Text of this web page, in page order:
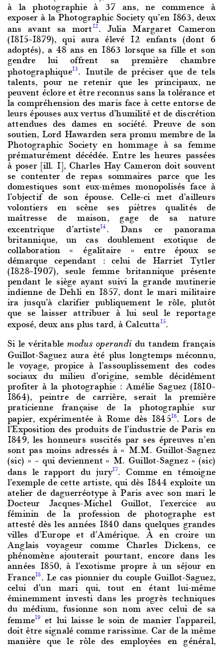
à la photographie à 37 ans, ne commence à
exposer à la Photographic Society qu’en 1863, deux
ans avant sa mort12. Julia Margaret Cameron
(1815–1879), qui aura élevé 12 enfants (dont 6
adoptés), a 48 ans en 1863 lorsque sa fille et son
gendre lui offrent sa première chambre
photographique13. Inutile de préciser que de tels
talents, pour ne retenir que les principaux, ne
peuvent éclore et être reconnus sans la tolérance et
la compréhension des maris face à cette entorse de
leurs épouses aux vertus d’humilité et de discrétion
attendues des dames en société. Preuve de son
soutien, Lord Hawarden sera promu membre de la
Photographic Society en hommage à sa femme
prématurément décédée. Entre les heures passées
à poser [ill. 1], Charles Hay Cameron doit souvent
se contenter de repas sommaires parce que les
domestiques sont eux-mêmes monopolisés face à
l’objectif de son épouse. Celle-ci met d’ailleurs
volontiers en scène ses piètres qualités de
maîtresse de maison, gage de sa nature
excentrique d’artiste14. Dans ce panorama
britannique, un cas doublement exotique de
collaboration « égalitaire » entre époux se
démarque cependant : celui de Harriet Tytler
(1828–1907), seule femme britannique présente
pendant le siège ayant suivi la grande mutinerie
indienne de Dehli en 1857, dont le mari militaire
ira jusqu’à clarifier publiquement le rôle, plutôt
que se laisser attribuer à lui seul le reportage
exposé, deux ans plus tard, à Calcutta15.
Si le véritable modus operandidu tandem français
Guillot-Saguez aura été plus longtemps méconnu,
le voyage, propice à l’assouplissement des codes
sociaux du milieu d’origine, semble décidément
profiter à la photographie : Amélie Saguez (1810–
1864), peintre de carrière, serait la première
praticienne française de la photographie sur
papier, expérimentée à Rome dès 184516. Lors de
l’Exposition des produits de l’industrie de Paris en
1849, les honneurs suscités par ses épreuves n’en
sont pas moins adressés à « M.M. Guillot-Sagnez
(sic) » – qui deviennent « M. Guillot-Sagnez » (sic)
dans le rapport du jury17. Comme en témoigne
l’exemple de cette artiste, qui dès 1844 exploite un
atelier de daguerréotype à Paris avec son mari le
Docteur Jacques-Michel Guillot, l’exercice au
féminin de la profession de photographe est
attesté dès les années 1840 dans quelques grandes
villes d’Europe et d’Amérique. À en croire un
Anglais voyageur comme Charles Dickens, ce
phénomène ajouterait pourtant, encore dans les
années 1850, à l’exotisme propre à un séjour en
France18. Le cas pionnier du couple Guillot-Saguez,
celui d’un mari qui, tout en étant lui-même
éminemment investi dans les progrès techniques
du médium, fusionne son nom avec celui de sa
femme19 et lui laisse le soin de manier l’appareil,
doit être signalé comme rarissime. Car de la même
manière que le rôle des employées en général,